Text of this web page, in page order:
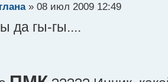
» 08 июл 2009 12:49
да гы-гы....